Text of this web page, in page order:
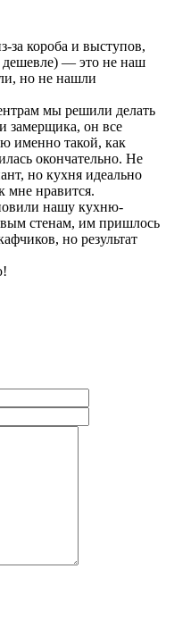
за короба и выступов,
дешевле) — это не наш
но не нашли
мы решили делать
замерщика, он все
именно такой, как
окончательно. Не
но кухня идеально
мне нравится.
нашу кухню-
стенам, им пришлось
но результат